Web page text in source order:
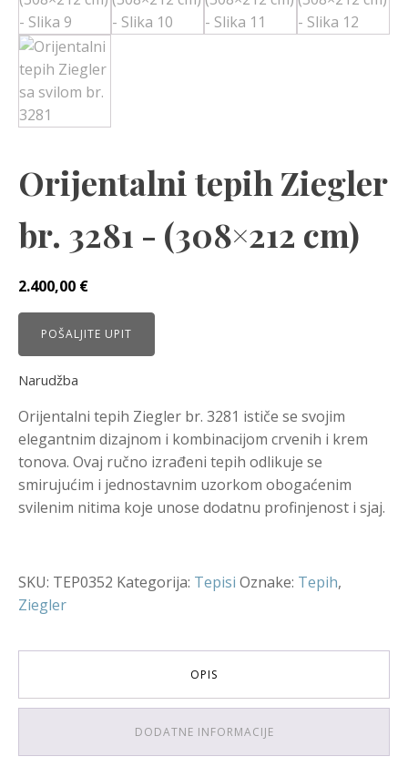
Orijentalni tepih Ziegler
br. 3281 - (308×212 cm)
2.400,00 €
POŠALJITE UPIT
Narudžba
Orijentalni tepih Ziegler br. 3281 ističe se svojim
elegantnim dizajnom i kombinacijom crvenih i krem
tonova. Ovaj ručno izrađeni tepih odlikuje se
smirujućim i jednostavnim uzorkom obogaćenim
svilenim nitima koje unose dodatnu profinjenost i sjaj.
SKU: TEP0352 Kategorija: Tepisi Oznake: Tepih,
Ziegler
OPIS
DODATNE INFORMACIJE